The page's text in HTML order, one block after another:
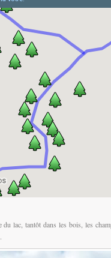
lac, tantôt dans les bois, les